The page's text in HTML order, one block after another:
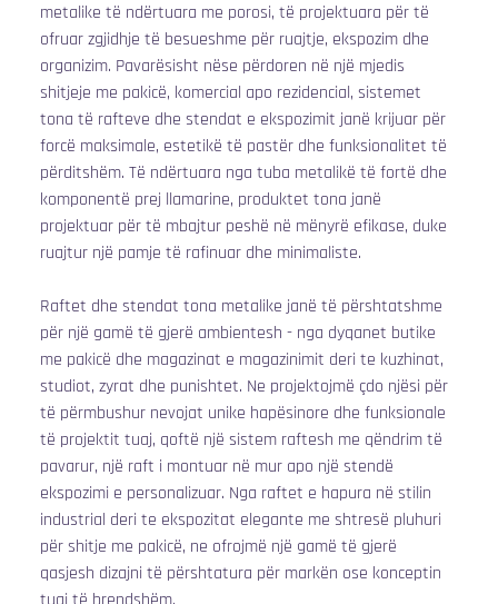
metalike të ndërtuara me porosi, të projektuara për të
ofruar zgjidhje të besueshme për ruajtje, ekspozim dhe
organizim. Pavarësisht nëse përdoren në një mjedis
shitjeje me pakicë, komercial apo rezidencial, sistemet
tona të rafteve dhe stendat e ekspozimit janë krijuar për
forcë maksimale, estetikë të pastër dhe funksionalitet të
përditshëm. Të ndërtuara nga tuba metalikë të fortë dhe
komponentë prej llamarine, produktet tona janë
projektuar për të mbajtur peshë në mënyrë efikase, duke
ruajtur një pamje të rafinuar dhe minimaliste.
Raftet dhe stendat tona metalike janë të përshtatshme
për një gamë të gjerë ambientesh - nga dyqanet butike
me pakicë dhe magazinat e magazinimit deri te kuzhinat,
studiot, zyrat dhe punishtet. Ne projektojmë çdo njësi për
të përmbushur nevojat unike hapësinore dhe funksionale
të projektit tuaj, qoftë një sistem raftesh me qëndrim të
pavarur, një raft i montuar në mur apo një stendë
ekspozimi e personalizuar. Nga raftet e hapura në stilin
industrial deri te ekspozitat elegante me shtresë pluhuri
për shitje me pakicë, ne ofrojmë një gamë të gjerë
qasjesh dizajni të përshtatura për markën ose konceptin